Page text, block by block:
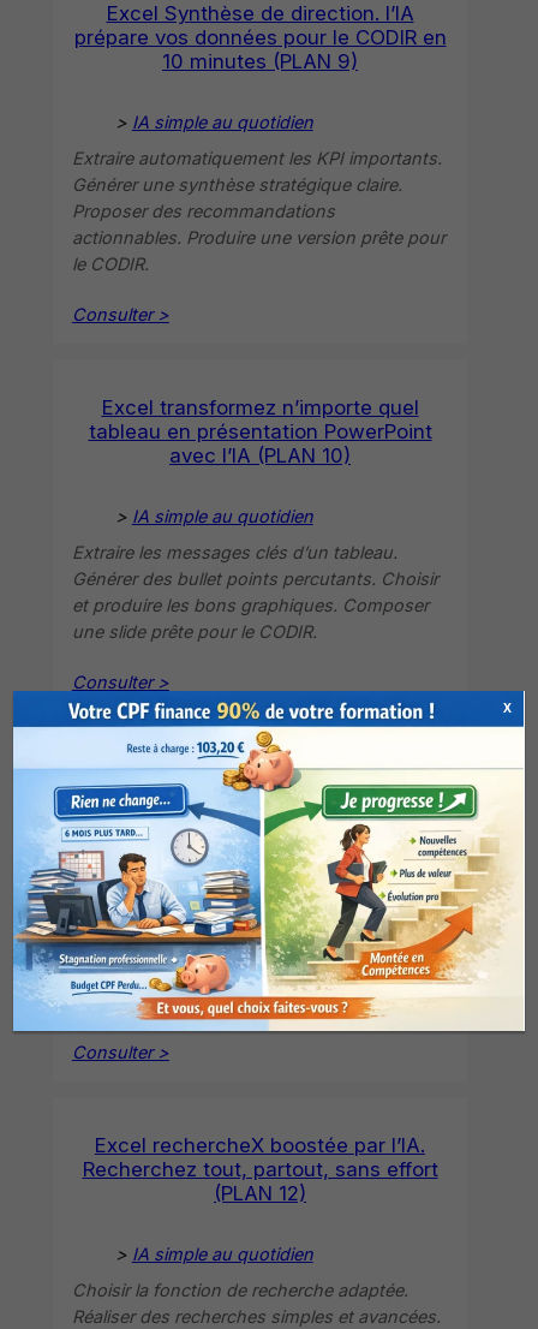
Excel Synthèse de direction. l’IA
prépare vos données pour le CODIR en
10 minutes (PLAN 9)
> IA simple au quotidien
Extraire automatiquement les KPI importants.
Générer une synthèse stratégique claire.
Proposer des recommandations
actionnables. Produire une version prête pour
le CODIR.
Consulter >
Excel transformez n’importe quel
tableau en présentation PowerPoint
avec l’IA (PLAN 10)
> IA simple au quotidien
Extraire les messages clés d’un tableau.
Générer des bullet points percutants. Choisir
et produire les bons graphiques. Composer
une slide prête pour le CODIR.
Consulter >
Excel détectez toutes les erreurs. L’IA
les trouve instantanément (PLAN 11)
>IA simple au quotidien
Scanner automatiquement un fichier pour
détecter erreurs. Corriger formules et
incohérences automatiquement. Vérifier la
cohérence globale du tableau. Créer un
système de contrôle durable.
Consulter >
Excel rechercheX boostée par l’IA.
Recherchez tout, partout, sans effort
(PLAN 12)
> IA simple au quotidien
Choisir la fonction de recherche adaptée.
Réaliser des recherches simples et avancées.
X